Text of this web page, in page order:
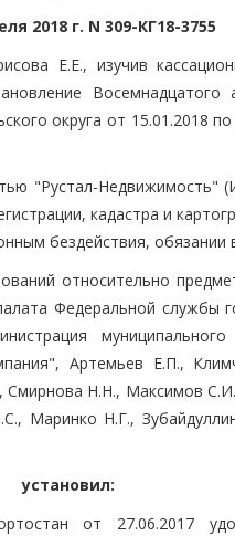
2018 г. N 309-КГ18-3755
Е.Е., изучив
округа от 15.01.2018
"Рустал-Недвижимость"
кадастра и
бездействия, обязании
относительно
Федеральной службы
Артемьев Е.П.,
Н.Н., Максимов
Маринко Н.Г.,
установил:
от 27.06.2017